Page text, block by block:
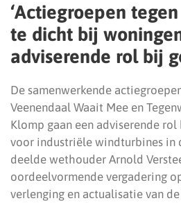
‘Actiegroepen
te dicht bij
adviserende rol bij
De samenwerkende
Veenendaal Waait Mee en
Klomp gaan een adviserende
voor industriële windturbines in
deelde wethouder Arnold
oordeelvormende vergadering
verlenging en actualisatie van